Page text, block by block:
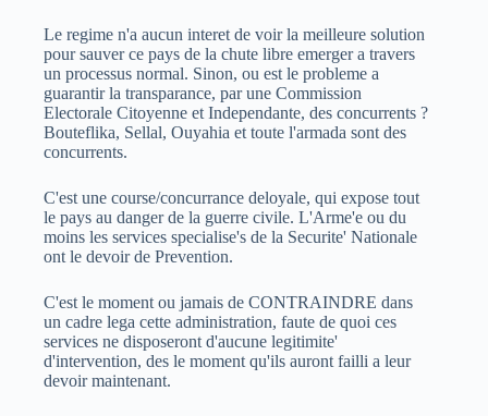
Le regime n'a aucun interet de voir la meilleure solution
pour sauver ce pays de la chute libre emerger a travers
un processus normal. Sinon, ou est le probleme a
guarantir la transparance, par une Commission
Electorale Citoyenne et Independante, des concurrents ?
Bouteflika, Sellal, Ouyahia et toute l'armada sont des
concurrents.
C'est une course/concurrance deloyale, qui expose tout
le pays au danger de la guerre civile. L'Arme'e ou du
moins les services specialise's de la Securite' Nationale
ont le devoir de Prevention.
C'est le moment ou jamais de CONTRAINDRE dans
un cadre lega cette administration, faute de quoi ces
services ne disposeront d'aucune legitimite'
d'intervention, des le moment qu'ils auront failli a leur
devoir maintenant.